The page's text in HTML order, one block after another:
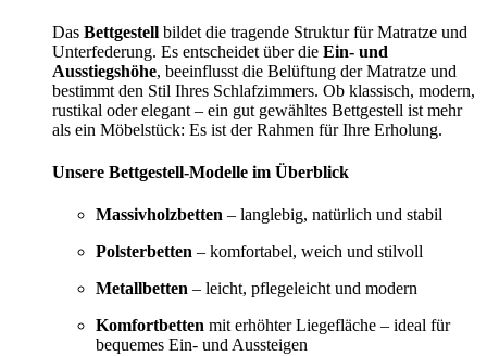
Das Bettgestell bildet die tragende Struktur für Matratze und
Unterfederung. Es entscheidet über die Ein- und
Ausstiegshöhe, beeinflusst die Belüftung der Matratze und
bestimmt den Stil Ihres Schlafzimmers. Ob klassisch, modern,
rustikal oder elegant – ein gut gewähltes Bettgestell ist mehr
als ein Möbelstück: Es ist der Rahmen für Ihre Erholung.
Unsere Bettgestell-Modelle im Überblick
Massivholzbetten – langlebig, natürlich und stabil
Polsterbetten – komfortabel, weich und stilvoll
Metallbetten – leicht, pflegeleicht und modern
Komfortbetten mit erhöhter Liegefläche – ideal für
bequemes Ein- und Aussteigen